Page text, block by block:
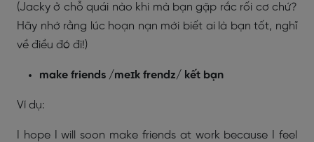
(Jacky ở chỗ quái nào khi mà bạn gặp rắc rối cơ chứ?
Hãy nhớ rằng lúc hoạn nạn mới biết ai là bạn tốt, nghĩ
về điều đó đi!)
make friends /meɪk frendz/ kết bạn
Ví dụ:
I hope I will soon make friends at work because I feel